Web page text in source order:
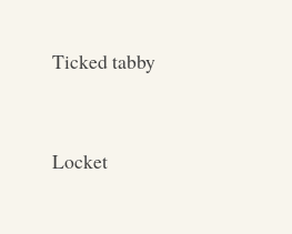
Ticked tabby
Locket